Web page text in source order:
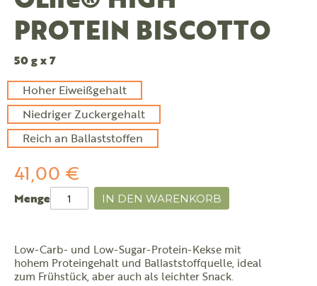
PROTEIN BISCOTTO
50 g x 7
Hoher Eiweißgehalt
Niedriger Zuckergehalt
Reich an Ballaststoffen
41,00 €
Menge IN DEN WARENKORB
Low-Carb- und Low-Sugar-Protein-Kekse mit
hohem Proteingehalt und Ballaststoffquelle, ideal
zum Frühstück, aber auch als leichter Snack.